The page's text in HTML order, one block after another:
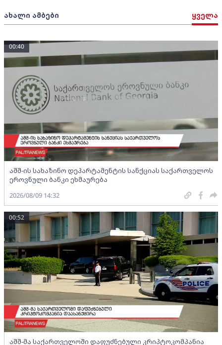
ახალი ამბები ყველა
აშშ-ის სახაზინო დეპარტამენტის სანქციას საქართველოს
ეროვნული ბანკი ეხმაურება
00:40
2026/08/09 14:32
აშშ-მა საქართველოში დაფუძნებული კრიპტოკომპანია
00:52